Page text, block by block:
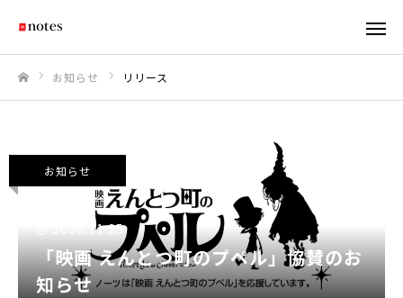
お知らせ リリース
お知らせ
2020.11.25
「映画 えんとつ町のプペル」協賛のお
知らせ